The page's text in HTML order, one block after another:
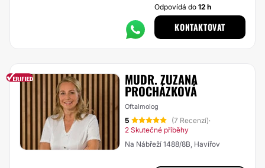
Odpovídá do12 h
KONTAKTOVAT
MUDR. ZUZANA
PROCHÁZKOVÁ
Oftalmolog
5 (7 Recenzí)·
2 Skutečné příběhy
Na Nábřeží 1488/8B, Havířov